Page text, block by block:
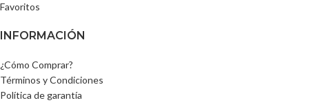
Favoritos
INFORMACIÓN
¿Cómo Comprar?
Términos y Condiciones
Política de garantía